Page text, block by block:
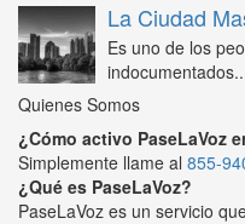
La Ciudad
Es uno de los
Quienes Somos
¿Cómo activo PaseLaVoz
Simplemente llame al 855-
¿Qué es PaseLaVoz?
PaseLaVoz es un servicio